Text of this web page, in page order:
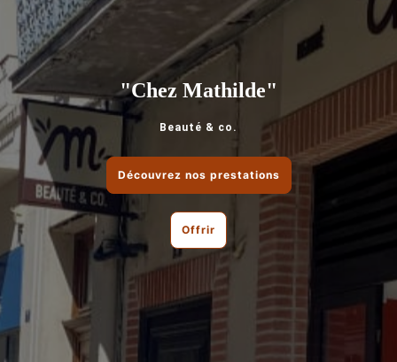
"Chez Mathilde"
Beauté & co.
Découvrez nos prestations
Offrir